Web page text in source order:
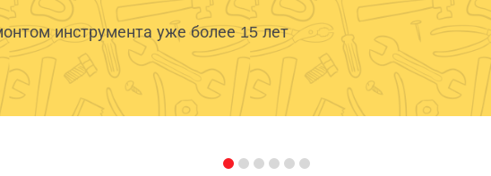
инструмента уже более 15 лет